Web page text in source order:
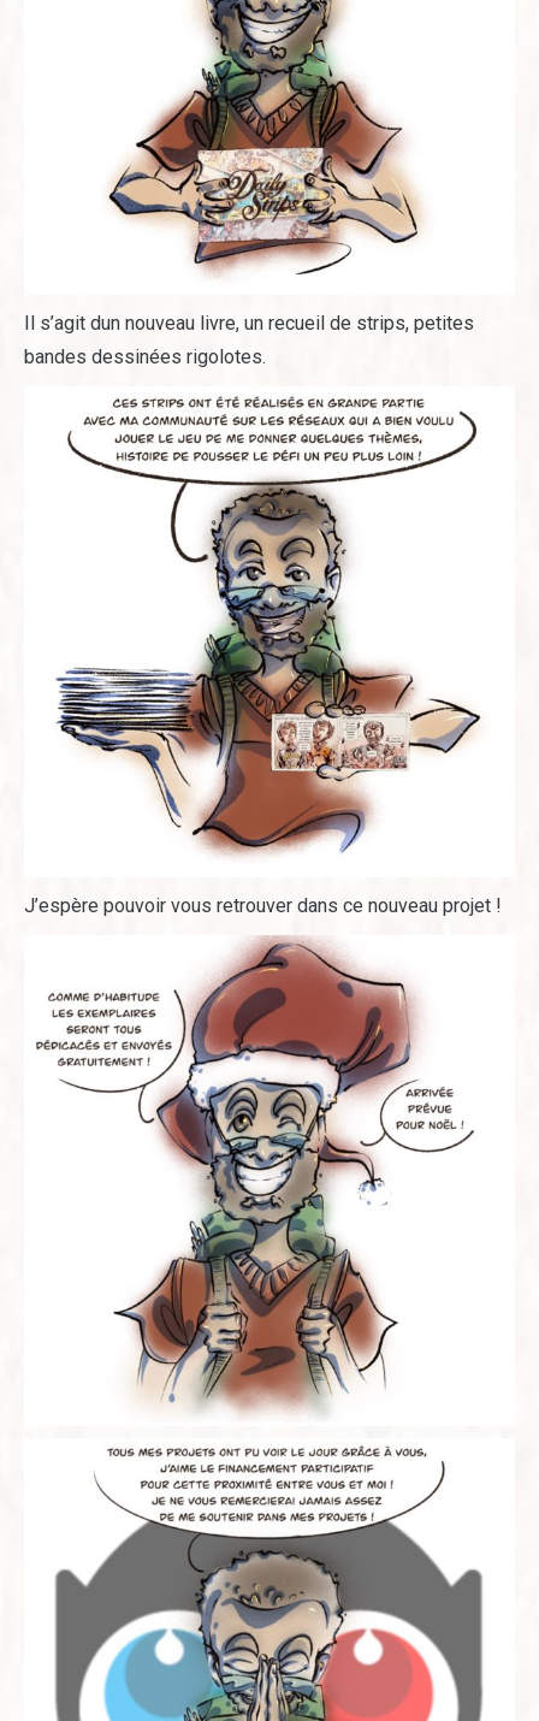
Il s’agit dun nouveau livre, un recueil de strips, petites
bandes dessinées rigolotes.
J’espère pouvoir vous retrouver dans ce nouveau projet !